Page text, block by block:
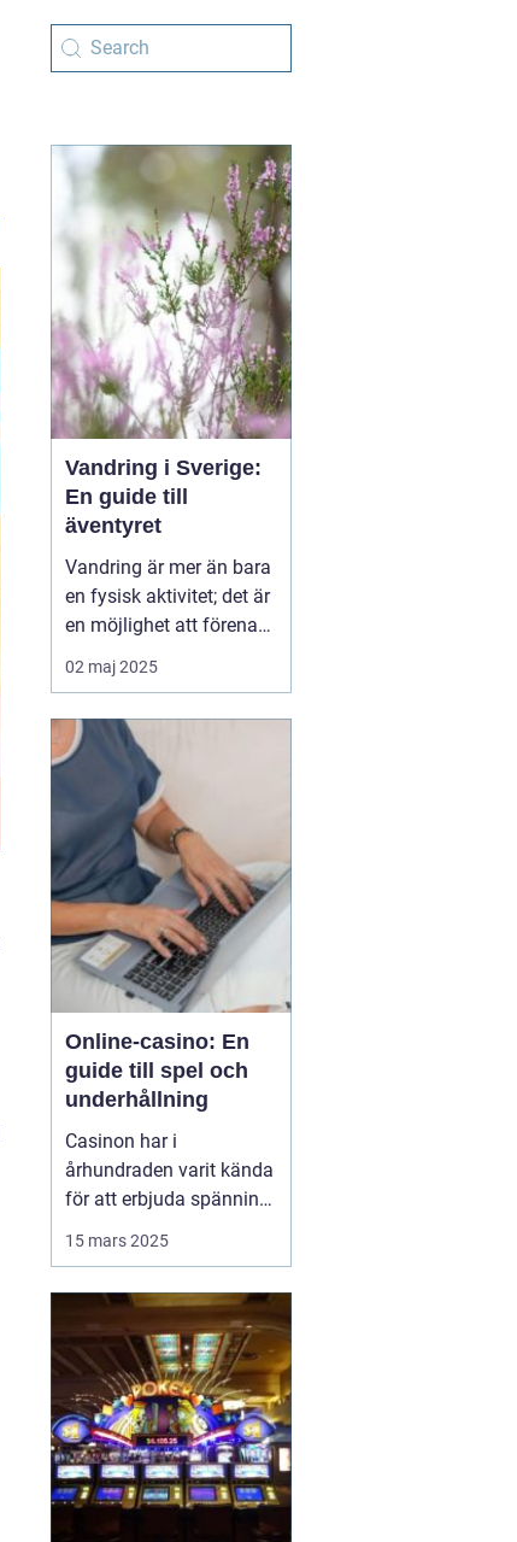
Vandring i Sverige:
En guide till
äventyret
Vandring är mer än bara
en fysisk aktivitet; det är
en möjlighet att förena
kropp och själ med
naturens skönhet.
fridfullhet som en
långsam promenad
genom skogar, fjäll ...
02 maj 2025
Online-casino: En
guide till spel och
underhållning
Casinon har i
århundraden varit kända
för att erbjuda spänning
tärningsspel till dagens
onlineplattformar
erbjuder casinon en
plats där man kan ...
15 mars 2025